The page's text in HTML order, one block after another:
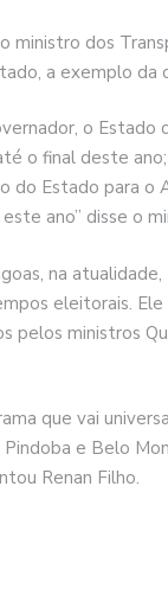
ministro dos
a exemplo da
o
o final deste
do Estado para
ano” disse o
na
eleitorais.
pelos ministros
que vai
e Belo
Renan Filho.